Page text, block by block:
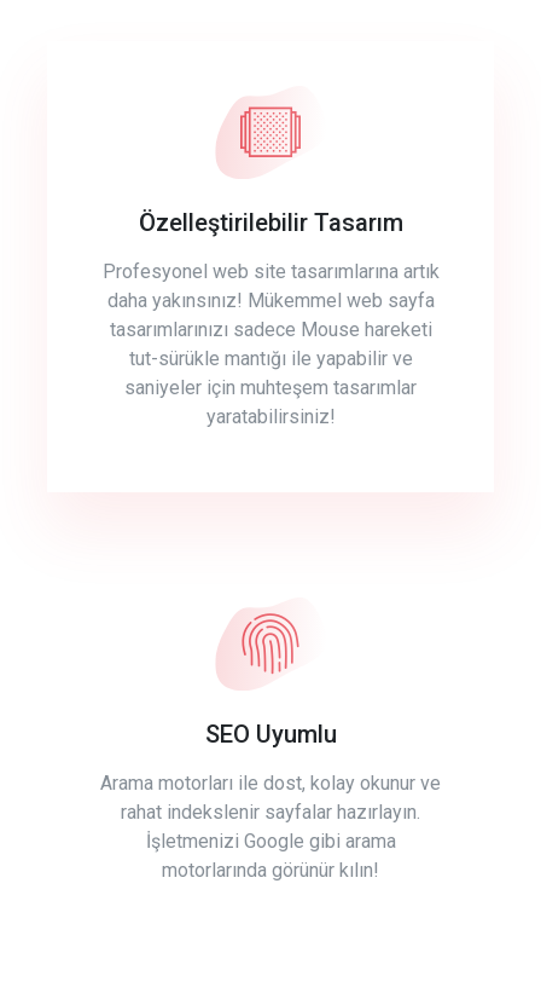
Özelleştirilebilir Tasarım
Profesyonel web site tasarımlarına artık
daha yakınsınız! Mükemmel web sayfa
tasarımlarınızı sadece Mouse hareketi
tut-sürükle mantığı ile yapabilir ve
saniyeler için muhteşem tasarımlar
yaratabilirsiniz!
SEO Uyumlu
Arama motorları ile dost, kolay okunur ve
rahat indekslenir sayfalar hazırlayın.
İşletmenizi Google gibi arama
motorlarında görünür kılın!